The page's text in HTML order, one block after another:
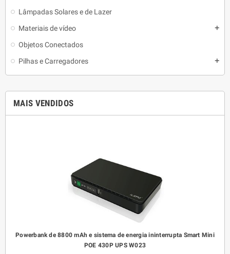
Lâmpadas Solares e de Lazer
Materiais de vídeo
add
Objetos Conectados
Pilhas e Carregadores
add
MAIS VENDIDOS
Powerbank de 8800 mAh e sistema de energia ininterrupta Smart Mini
POE 430P UPS W023